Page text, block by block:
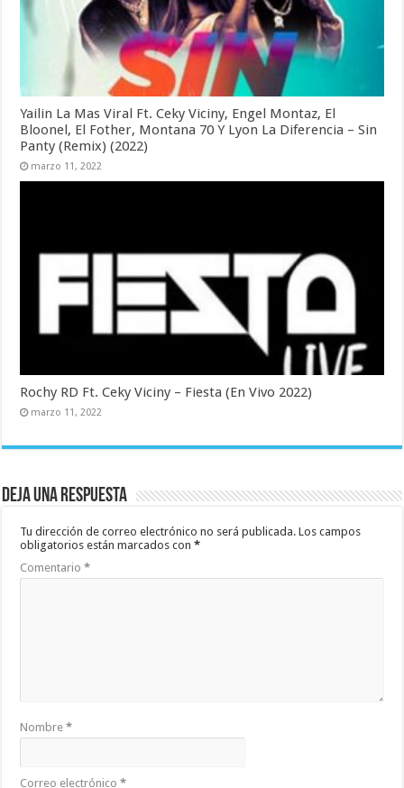
Yailin La Mas Viral Ft. Ceky Viciny, Engel Montaz, El
Bloonel, El Fother, Montana 70 Y Lyon La Diferencia – Sin
Panty (Remix) (2022)
marzo 11, 2022
Rochy RD Ft. Ceky Viciny – Fiesta (En Vivo 2022)
marzo 11, 2022
Deja una respuesta
Tu dirección de correo electrónico no será publicada. Los campos
obligatorios están marcados con*
Comentario*
Nombre*
Correo electrónico*